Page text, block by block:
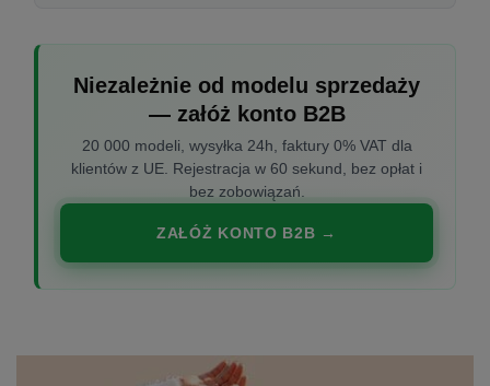
Niezależnie od modelu sprzedaży
— załóż konto B2B
20 000 modeli, wysyłka 24h, faktury 0% VAT dla
klientów z UE. Rejestracja w 60 sekund, bez opłat i
bez zobowiązań.
ZAŁÓŻ KONTO B2B →